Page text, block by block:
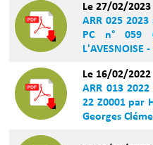
Le 27/02/2023
ARR 025
PC n° 059
L'AVESNOISE
Le 16/02/2022
ARR 013
22 Z0001 par
Georges